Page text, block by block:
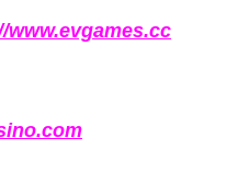
www.evgames.cc